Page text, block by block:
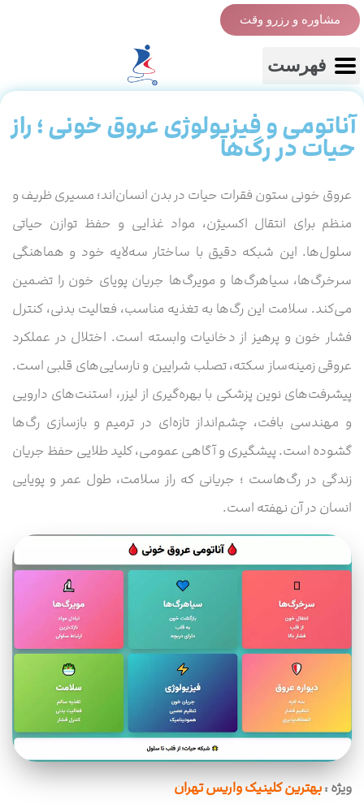
فهرست
مشاوره و رزرو وقت
آناتومی و فیزیولوژی عروق خونی ؛ راز
حیات در رگ‌ها
عروق خونی ستون فقرات حیات در بدن انسان‌اند؛ مسیری ظریف و
منظم برای انتقال اکسیژن، مواد غذایی و حفظ توازن حیاتی
سلول‌ها. این شبکه دقیق با ساختار سه‌لایه‌ خود و هماهنگی
سرخرگ‌ها، سیاهرگ‌ها و مویرگ‌ها جریان پویای خون را تضمین
می‌کند. سلامت این رگ‌ها به تغذیه مناسب، فعالیت بدنی، کنترل
فشار خون و پرهیز از دخانیات وابسته است. اختلال در عملکرد
عروقی زمینه‌ساز سکته، تصلب شرایین و نارسایی‌های قلبی است.
پیشرفت‌های نوین پزشکی با بهره‌گیری از لیزر، استنت‌های دارویی
و مهندسی بافت، چشم‌انداز تازه‌ای در ترمیم و بازسازی رگ‌ها
گشوده است. پیشگیری و آگاهی عمومی، کلید طلایی حفظ جریان
زندگی در رگ‌هاست ؛ جریانی که راز سلامت، طول عمر و پویایی
انسان در آن نهفته است.
ویژه :بهترین کلینیک واریس تهران